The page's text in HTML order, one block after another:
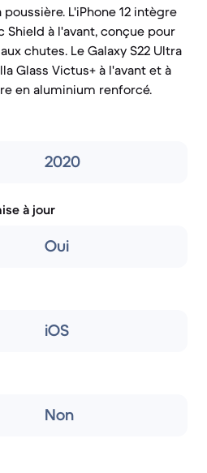
L'iPhone 12 intègre
à l'avant, conçue pour
chutes. Le Galaxy S22 Ultra
Glass Victus+ à l'avant et à
en aluminium renforcé.
2020
à jour
Oui
iOS
Non